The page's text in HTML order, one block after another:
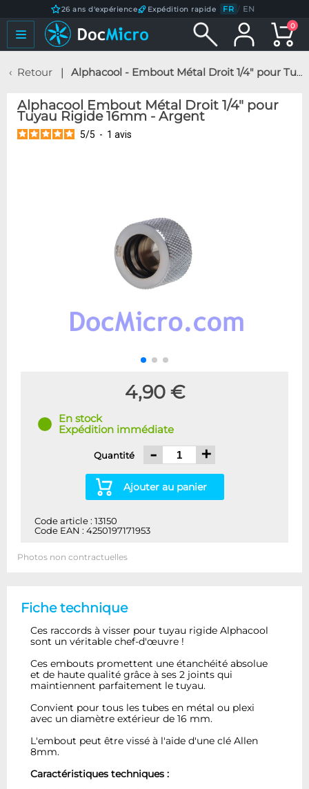
26 ans d'expérience Expédition rapide FR / EN
0
Retour Alphacool - Embout Métal Droit 1/4" pour Tuyau Rigide 16mm - Argent
Alphacool Embout Métal Droit 1/4" pour
Tuyau Rigide 16mm - Argent
5/5 - 1 avis
4,90 €
En stock
Expédition immédiate
Quantité - +
Ajouter au panier
Code article : 13150
Code EAN : 4250197171953
Photos non contractuelles
Fiche technique
Ces raccords à visser pour tuyau rigideAlphacool
sont un véritable chef-d'œuvre !
Ces embouts promettent uneétanchéité absolue
et de haute qualité grâce à ses 2 joints qui
maintiennent parfaitement le tuyau.
Convient pour tous les tubes en métal ou plexi
avec un diamètre extérieur de 16 mm.
L'embout peut être vissé à l'aide d'une clé Allen
8mm.
Caractéristiques techniques :